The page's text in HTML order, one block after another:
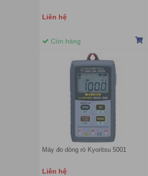
Liên hệ
Còn hàng
Máy đo dòng rò Kyoritsu 5001
Liên hệ